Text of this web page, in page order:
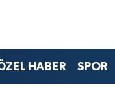
HABER SPOR